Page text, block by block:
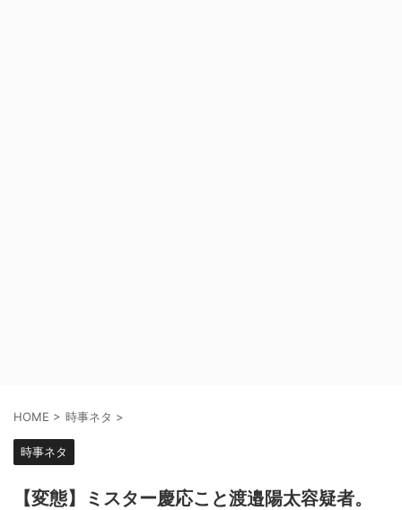
HOME > 時事ネタ >
時事ネタ
【変態】ミスター慶応こと渡邉陽太容疑者。